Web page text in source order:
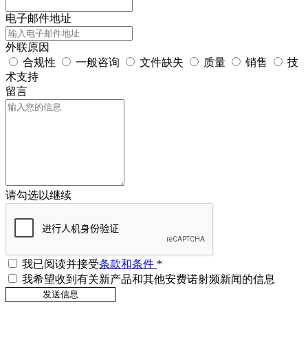
电子邮件地址
外联原因
合规性
一般咨询 文件缺失 质量 销售
技
术支持
留言
请勾选以继续
我已阅读并接受条款和条件 *
我希望收到有关新产品和其他安费诺射频新闻的信息